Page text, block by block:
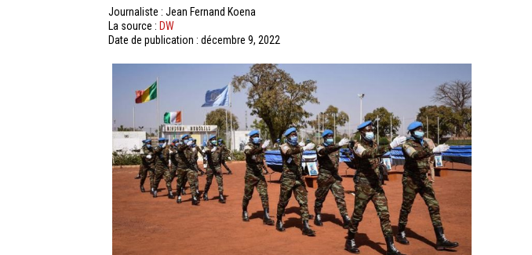
Journaliste : Jean Fernand Koena
La source : DW
Date de publication : décembre 9, 2022